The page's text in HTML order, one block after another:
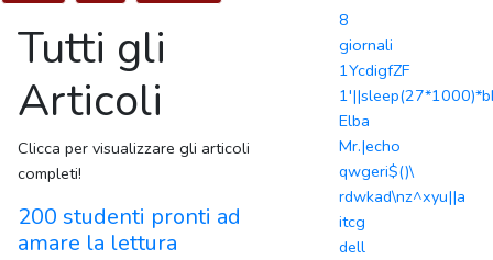
Tutti gli
Articoli
Clicca per visualizzare gli articoli
completi!
200 studenti pronti ad
amare la lettura
8
giornali
1YcdigfZF
Elba
Mr.|echo
qwgeri$()\
rdwkad\nz^xyu||a
itcg
dell